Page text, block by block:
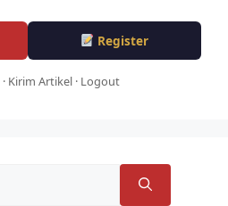
Register
· Kirim Artikel · Logout